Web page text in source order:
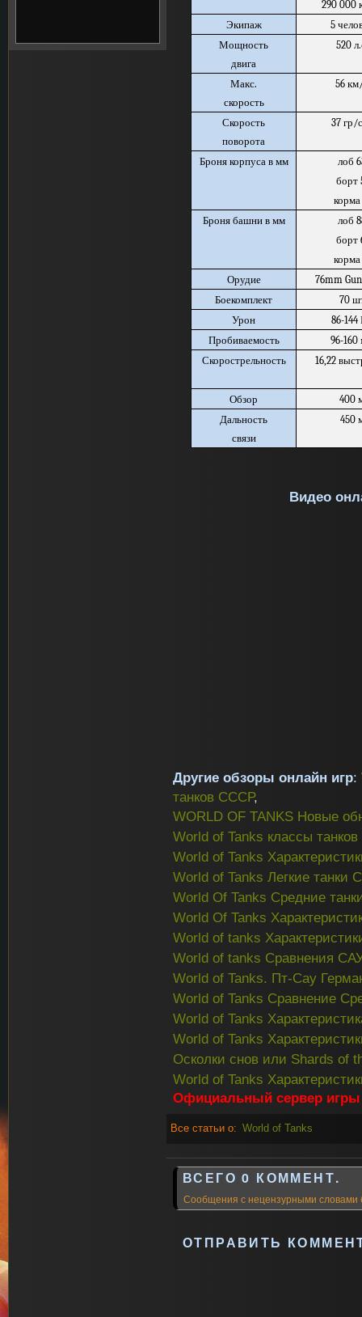
290 000
Экипаж
5
Мощность
двига
520
Макс.
скорость
56
Скорость
поворота
37 гр/
Броня корпуса в мм
лоб
борт
корма
Броня башни в мм
лоб
борт
корма
Орудие
76mm
Боекомплект
70
Урон
86-
Пробиваемость
96-
Скорострельность
16,22
Обзор
400
Дальность
связи
450
Видео
Другие обзоры онлайн игр:
танков СССР,
WORLD OF TANKS Новые
World of Tanks классы танков
World of Tanks
World of Tanks Легкие танки
World Of Tanks Средние
World Of Tanks
World of tanks
World of tanks Сравнения
World of Tanks. Пт-Сау
World of Tanks Сравнение
World of Tanks
World of Tanks
Осколки снов или Shards of
World of Tanks
Официальный сервер
Все статьи о: World of Tanks
ВСЕГО 0 КОММЕНТ.
Сообщения с нецензурными словами
ОТПРАВИТЬ